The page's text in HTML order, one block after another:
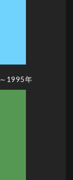
1995年